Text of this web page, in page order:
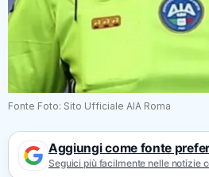
Fonte Foto: Sito Ufficiale AIA Roma
Aggiungi come fonte
Seguici più facilmente nelle notizie